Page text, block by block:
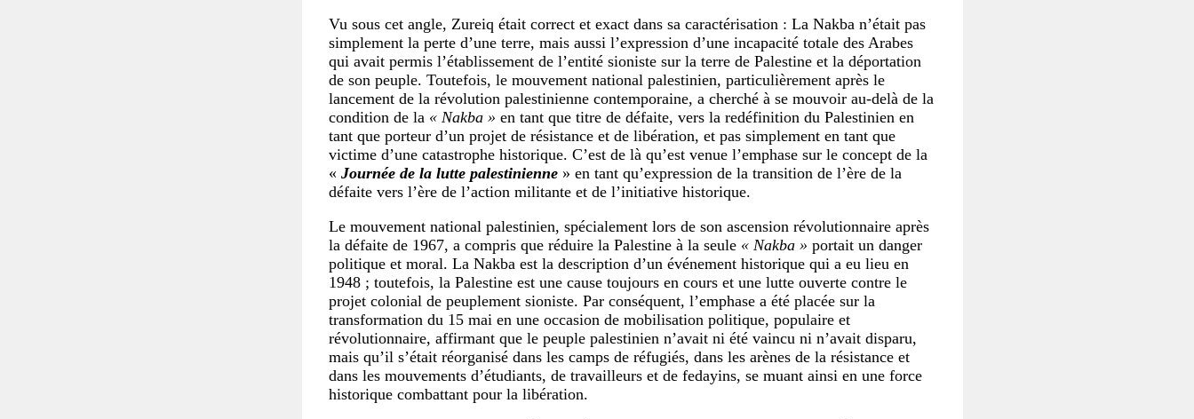
Vu sous cet angle, Zureiq était correct et exact dans sa caractérisation : La Nakba n’était pas
simplement la perte d’une terre, mais aussi l’expression d’une incapacité totale des Arabes
qui avait permis l’établissement de l’entité sioniste sur la terre de Palestine et la déportation
de son peuple. Toutefois, le mouvement national palestinien, particulièrement après le
lancement de la révolution palestinienne contemporaine, a cherché à se mouvoir au-delà de la
condition de la « Nakba » en tant que titre de défaite, vers la redéfinition du Palestinien en
tant que porteur d’un projet de résistance et de libération, et pas simplement en tant que
victime d’une catastrophe historique. C’est de là qu’est venue l’emphase sur le concept de la
« Journée de la lutte palestinienne » en tant qu’expression de la transition de l’ère de la
défaite vers l’ère de l’action militante et de l’initiative historique.
Le mouvement national palestinien, spécialement lors de son ascension révolutionnaire après
la défaite de 1967, a compris que réduire la Palestine à la seule « Nakba » portait un danger
politique et moral. La Nakba est la description d’un événement historique qui a eu lieu en
1948 ; toutefois, la Palestine est une cause toujours en cours et une lutte ouverte contre le
projet colonial de peuplement sioniste. Par conséquent, l’emphase a été placée sur la
transformation du 15 mai en une occasion de mobilisation politique, populaire et
révolutionnaire, affirmant que le peuple palestinien n’avait ni été vaincu ni n’avait disparu,
mais qu’il s’était réorganisé dans les camps de réfugiés, dans les arènes de la résistance et
dans les mouvements d’étudiants, de travailleurs et de fedayins, se muant ainsi en une force
historique combattant pour la libération.